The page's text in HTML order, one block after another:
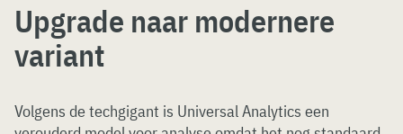
Upgrade naar modernere
variant
Volgens de techgigant is Universal Analytics een